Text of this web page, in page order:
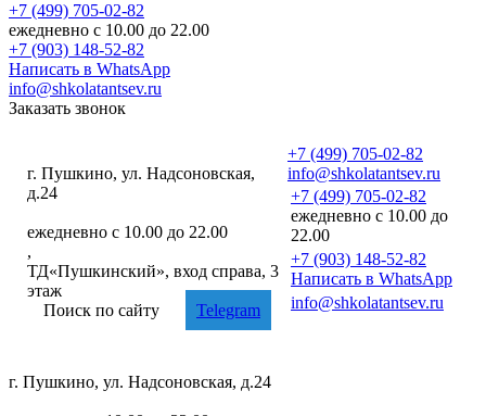
+7 (499) 705-02-82
ежедневно с 10.00 до 22.00
+7 (903) 148-52-82
Написать в WhatsApp
info@shkolatantsev.ru
Заказать звонок
г. Пушкино, ул. Надсоновская,
д.24
ежедневно с 10.00 до 22.00
,
ТД«Пушкинский», вход справа, 3
этаж
Поиск по сайту
Telegram
+7 (499) 705-02-82
info@shkolatantsev.ru
+7 (499) 705-02-82
ежедневно с 10.00 до
22.00
+7 (903) 148-52-82
Написать в WhatsApp
info@shkolatantsev.ru
г. Пушкино, ул. Надсоновская, д.24